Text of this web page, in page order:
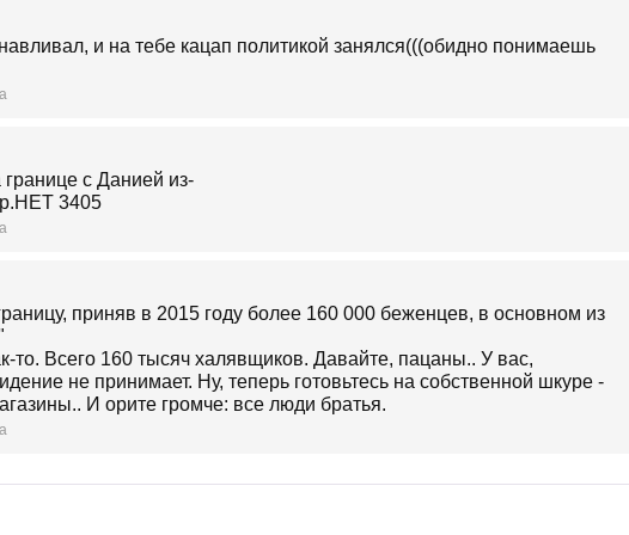
и на тебе кацап политикой занялся(((обидно понимаешь
приняв в 2015 году более 160 000 беженцев, в основном из
то. Всего 160 тысяч халявщиков. Давайте, пацаны.. У вас,
не принимает. Ну, теперь готовьтесь на собственной шкуре -
И орите громче: все люди братья.